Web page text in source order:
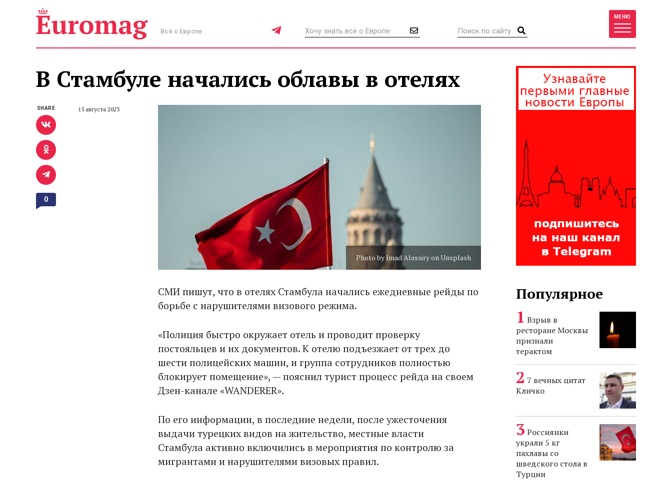
Всё о Европе
МЕНЮ
В Стамбуле начались облавы в отелях
15 августа 2023
Photo by Imad Alassiry on Unsplash
СМИ пишут, что в отелях Стамбула начались ежедневные рейды по
борьбе с нарушителями визового режима.
«Полиция быстро окружает отель и проводит проверку
постояльцев и их документов. К отелю подъезжает от трех до
шести полицейских машин, и группа сотрудников полностью
блокирует помещение», — пояснил турист процесс рейда на своем
Дзен-канале «WANDERER».
По его информации, в последние недели, после ужесточения
выдачи турецких видов на жительство, местные власти
Стамбула активно включились в мероприятия по контролю за
мигрантами и нарушителями визовых правил.
SHARE
0
Популярное
Взрыв в
ресторане Москвы
признали
терактом
7 вечных цитат
Кличко
Россиянки
украли 5 кг
пахлавы со
шведского стола в
Турции